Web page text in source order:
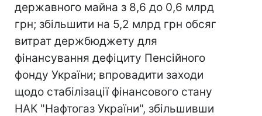
державного майна з 8,6 до 0,6 млрд
грн; збільшити на 5,2 млрд грн обсяг
витрат держбюджету для
фінансування дефіциту Пенсійного
фонду України; впровадити заходи
щодо стабілізації фінансового стану
НАК "Нафтогаз України", збільшивши